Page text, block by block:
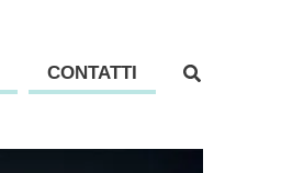
CONTATTI